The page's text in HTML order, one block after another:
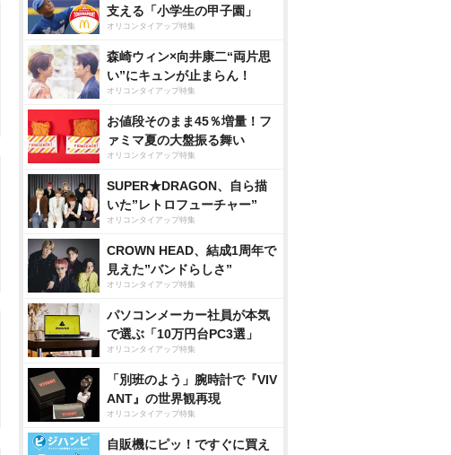
支える「小学生の甲子園」
オリコンタイアップ特集
森崎ウィン×向井康二“両片思
い”にキュンが止まらん！
オリコンタイアップ特集
お値段そのまま45％増量！フ
ァミマ夏の大盤振る舞い
オリコンタイアップ特集
SUPER★DRAGON、自ら描
いた”レトロフューチャー”
オリコンタイアップ特集
CROWN HEAD、結成1周年で
見えた”バンドらしさ”
オリコンタイアップ特集
パソコンメーカー社員が本気
で選ぶ「10万円台PC3選」
オリコンタイアップ特集
「別班のよう」腕時計で『VIV
ANT』の世界観再現
オリコンタイアップ特集
自販機にピッ！ですぐに買え